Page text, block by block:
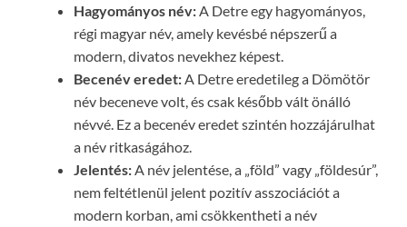
Hagyományos név: A Detre egy hagyományos,
régi magyar név, amely kevésbé népszerű a
modern, divatos nevekhez képest.
Becenév eredet: A Detre eredetileg a Dömötör
név beceneve volt, és csak később vált önálló
névvé. Ez a becenév eredet szintén hozzájárulhat
a név ritkaságához.
Jelentés: A név jelentése, a „föld” vagy „földesúr”,
nem feltétlenül jelent pozitív asszociációt a
modern korban, ami csökkentheti a név